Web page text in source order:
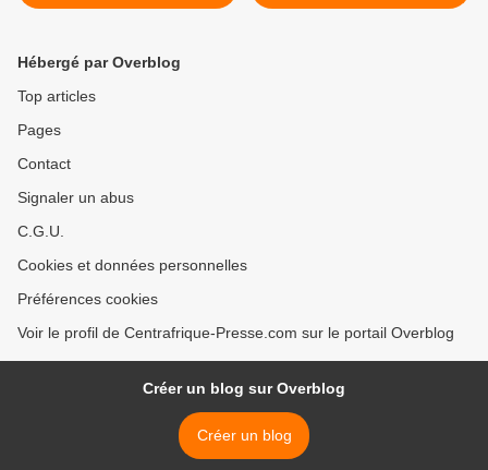
les rebelles de la RCA
l’Afrique >
Hébergé par Overblog
Top articles
Pages
Contact
Signaler un abus
C.G.U.
Cookies et données personnelles
Préférences cookies
Voir le profil de Centrafrique-Presse.com sur le portail Overblog
Créer un blog sur Overblog
Créer un blog